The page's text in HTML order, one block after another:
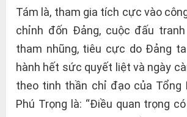
Tám là, tham gia tích cực vào
chỉnh đốn Đảng, cuộc đấu tranh
tham nhũng, tiêu cực do Đảng
hành hết sức quyết liệt và ngày
theo tinh thần chỉ đạo của Tổng
Phú Trọng là: “Điều quan trọng